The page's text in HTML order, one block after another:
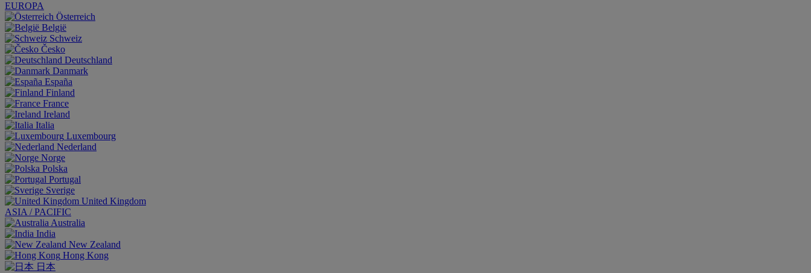
EUROPA
Österreich
België
Schweiz
Česko
Deutschland
Danmark
España
Finland
France
Ireland
Italia
Luxembourg
Nederland
Norge
Polska
Portugal
Sverige
United Kingdom
ASIA / PACIFIC
Australia
India
New Zealand
Hong Kong
日本